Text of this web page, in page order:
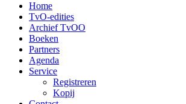
Home
TvO-edities
Archief TvOO
Boeken
Partners
Agenda
Service
Registreren
Kopij